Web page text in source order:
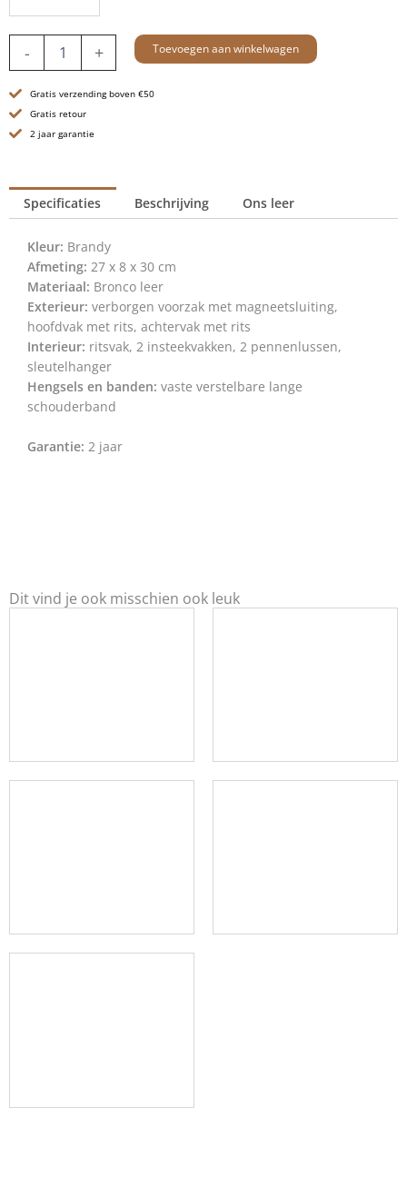
-
Crossbodytas
Amelia
-
Brandy
+ Toevoegen aan winkelwagen
Gratis verzending boven €50
Gratis retour
2 jaar garantie
Specificaties Beschrijving Ons leer
Kleur: Brandy
Afmeting: 27 x 8 x 30 cm
Materiaal: Bronco leer
Exterieur: verborgen voorzak met magneetsluiting,
hoofdvak met rits, achtervak met rits
Interieur: ritsvak, 2 insteekvakken, 2 pennenlussen,
sleutelhanger
Hengsels en banden: vaste verstelbare lange
schouderband
Garantie: 2 jaar
Dit vind je ook misschien ook leuk